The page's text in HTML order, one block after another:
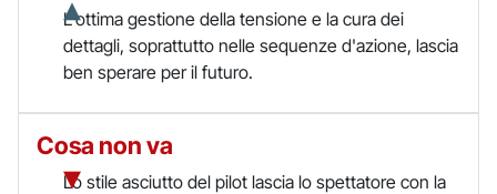
L'ottima gestione della tensione e la cura dei
dettagli, soprattutto nelle sequenze d'azione, lascia
ben sperare per il futuro.
Cosa non va
Lo stile asciutto del pilot lascia lo spettatore con la